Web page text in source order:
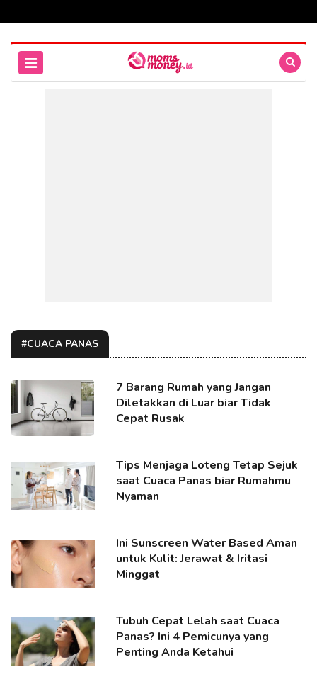
#CUACA PANAS
7 Barang Rumah yang Jangan
Diletakkan di Luar biar Tidak
Cepat Rusak
Tips Menjaga Loteng Tetap Sejuk
saat Cuaca Panas biar Rumahmu
Nyaman
Ini Sunscreen Water Based Aman
untuk Kulit: Jerawat & Iritasi
Minggat
Tubuh Cepat Lelah saat Cuaca
Panas? Ini 4 Pemicunya yang
Penting Anda Ketahui